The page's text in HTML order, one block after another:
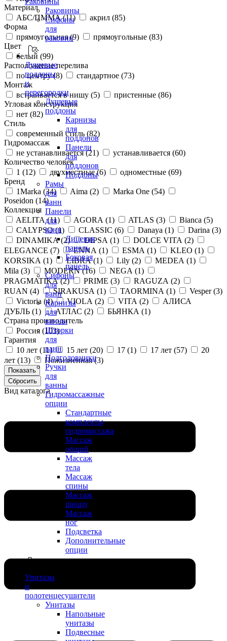
Раковины
Сифоны
для
раковин
Душевые
поддоны
и
перегородки
Душевые
поддоны
Карнизы
для
поддонов
Панели
для
поддонов
Поддоны
Рамы
для
ванн
Панели
для
ванн
Лицевая
панель
Боковая
панель
Сифоны
для
ванн
Карнизы
для
ванны
Шторки
для
ванн
Подголовники
Ручки
для
ванны
Гидромассажные
опции
Стандартные
комплекты
гидромассажа
Массаж
общий
Массаж
тела
Массаж
спины
Массаж
шиацу
Массаж
ног
Подсветка
Дополнительные
опции
Унитазы
и
полотенцесушители
Унитазы
Напольные
унитазы
Подвесные
Материал
АБС/ПММА (11) акрил (85)
Форма
прямоугольная (9) прямоугольные (83)
Цвет
белый (99)
Расположение перелива
по центру (8) стандартное (73)
Монтаж
встраивается в нишу (5) пристенные (86)
Угловая конструкция
нет (82)
Стиль
современный стиль (82)
Гидромассаж
не устанавливается (21) устанавливается (60)
Количество человек
1 (12) двухместные (6) одноместные (69)
Бренд
1Marka (34) Aima (2) Marka One (54)
Poseidon (14)
Коллекция
AELITA (11) AGORA (1) ATLAS (3) Bianca (5)
CALYPSO (1) CLASSIC (6) Danaya (1) Darina (3)
DINAMIKA (2) DIPSA (1) DOLCE VITA (2)
ELEGANCE (7) ENNA (1) ESMA (1) KLEO (1)
KORSIKA (1) LIBRA (1) Lily (2) MEDEA (1)
Mila (3) MODERN (16) NEGA (1)
PRAGMATIKA (2) PRIME (3) RAGUZA (2)
RUAN (4) SIRAKUSA (1) TAORMINA (1) Vesper (3)
Victoria (4) VIOLA (2) VITA (2)
АЛИСА
ДУБЛЬ (1) АТЛАС (2) БЬЯНКА (1)
Страна производитель
Россия (103)
Гарантия
10 лет (11) 15 лет (20) 17 (1) 17 лет (57)
20
лет (13) Пожизненная (3)
Вид каталога